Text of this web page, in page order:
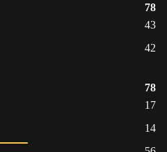
78
43
42
78
17
14